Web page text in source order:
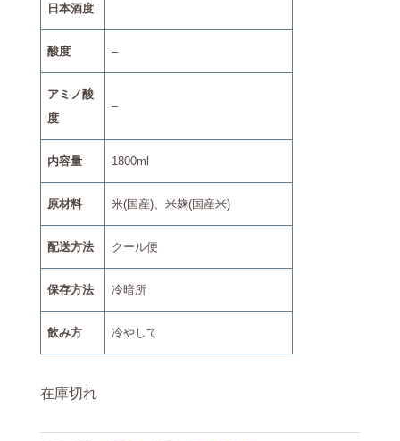
日本酒度
酸度 –
アミノ酸
度
–
内容量 1800ml
原材料 米(国産)、米麹(国産米)
配送方法 クール便
保存方法 冷暗所
飲み方 冷やして
在庫切れ